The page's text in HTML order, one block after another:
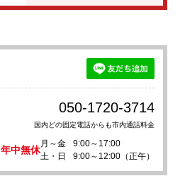
050-1720-3714
国内どの固定電話からも市内通話料金
年中無休
月～金
9:00～17:00
土・日
9:00～12:00（正午）